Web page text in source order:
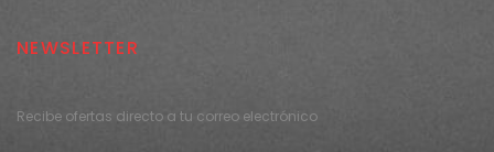
NEWSLETTER
Recibe ofertas directo a tu correo electrónico